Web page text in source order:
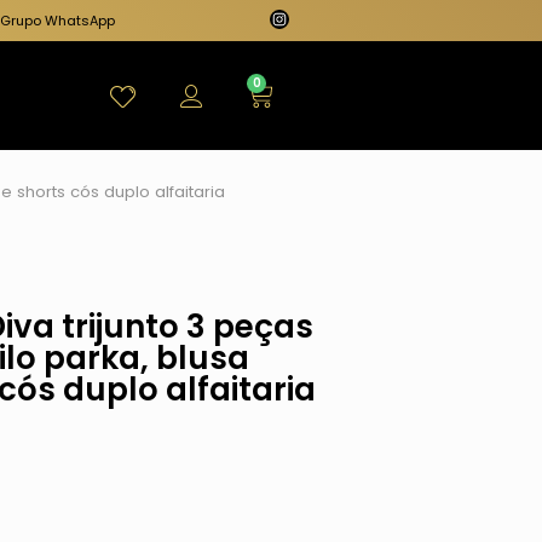
Grupo WhatsApp
0
shorts cós duplo alfaitaria
trijunto 3 peças
parka, blusa
duplo alfaitaria